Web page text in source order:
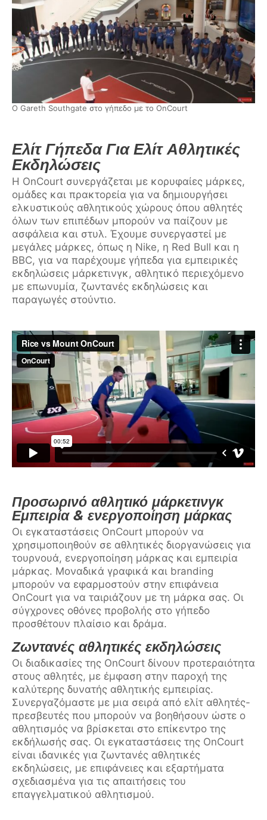
Ο Gareth Southgate στο γήπεδο με το OnCourt
Ελίτ Γήπεδα Για Ελίτ Αθλητικές
Εκδηλώσεις
Η OnCourt συνεργάζεται με κορυφαίες μάρκες,
ομάδες και πρακτορεία για να δημιουργήσει
ελκυστικούς αθλητικούς χώρους όπου αθλητές
όλων των επιπέδων μπορούν να παίζουν με
ασφάλεια και στυλ. Έχουμε συνεργαστεί με
μεγάλες μάρκες, όπως η Nike, η Red Bull και η
BBC, για να παρέχουμε γήπεδα για εμπειρικές
εκδηλώσεις μάρκετινγκ, αθλητικό περιεχόμενο
με επωνυμία, ζωντανές εκδηλώσεις και
παραγωγές στούντιο.
Προσωρινό αθλητικό μάρκετινγκ
Εμπειρία & ενεργοποίηση μάρκας
Οι εγκαταστάσεις OnCourt μπορούν να
χρησιμοποιηθούν σε αθλητικές διοργανώσεις για
τουρνουά, ενεργοποίηση μάρκας και εμπειρία
μάρκας. Μοναδικά γραφικά και branding
μπορούν να εφαρμοστούν στην επιφάνεια
OnCourt για να ταιριάζουν με τη μάρκα σας. Οι
σύγχρονες οθόνες προβολής στο γήπεδο
προσθέτουν πλαίσιο και δράμα.
Ζωντανές αθλητικές εκδηλώσεις
Οι διαδικασίες της OnCourt δίνουν προτεραιότητα
στους αθλητές, με έμφαση στην παροχή της
καλύτερης δυνατής αθλητικής εμπειρίας.
Συνεργαζόμαστε με μια σειρά από ελίτ αθλητές-
πρεσβευτές που μπορούν να βοηθήσουν ώστε ο
αθλητισμός να βρίσκεται στο επίκεντρο της
εκδήλωσής σας. Οι εγκαταστάσεις της OnCourt
είναι ιδανικές για ζωντανές αθλητικές
εκδηλώσεις, με επιφάνειες και εξαρτήματα
σχεδιασμένα για τις απαιτήσεις του
επαγγελματικού αθλητισμού.